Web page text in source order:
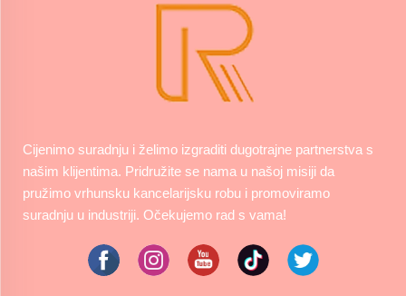
Cijenimo suradnju i želimo izgraditi dugotrajne partnerstva s
našim klijentima. Pridružite se nama u našoj misiji da
pružimo vrhunsku kancelarijsku robu i promoviramo
suradnju u industriji. Očekujemo rad s vama!